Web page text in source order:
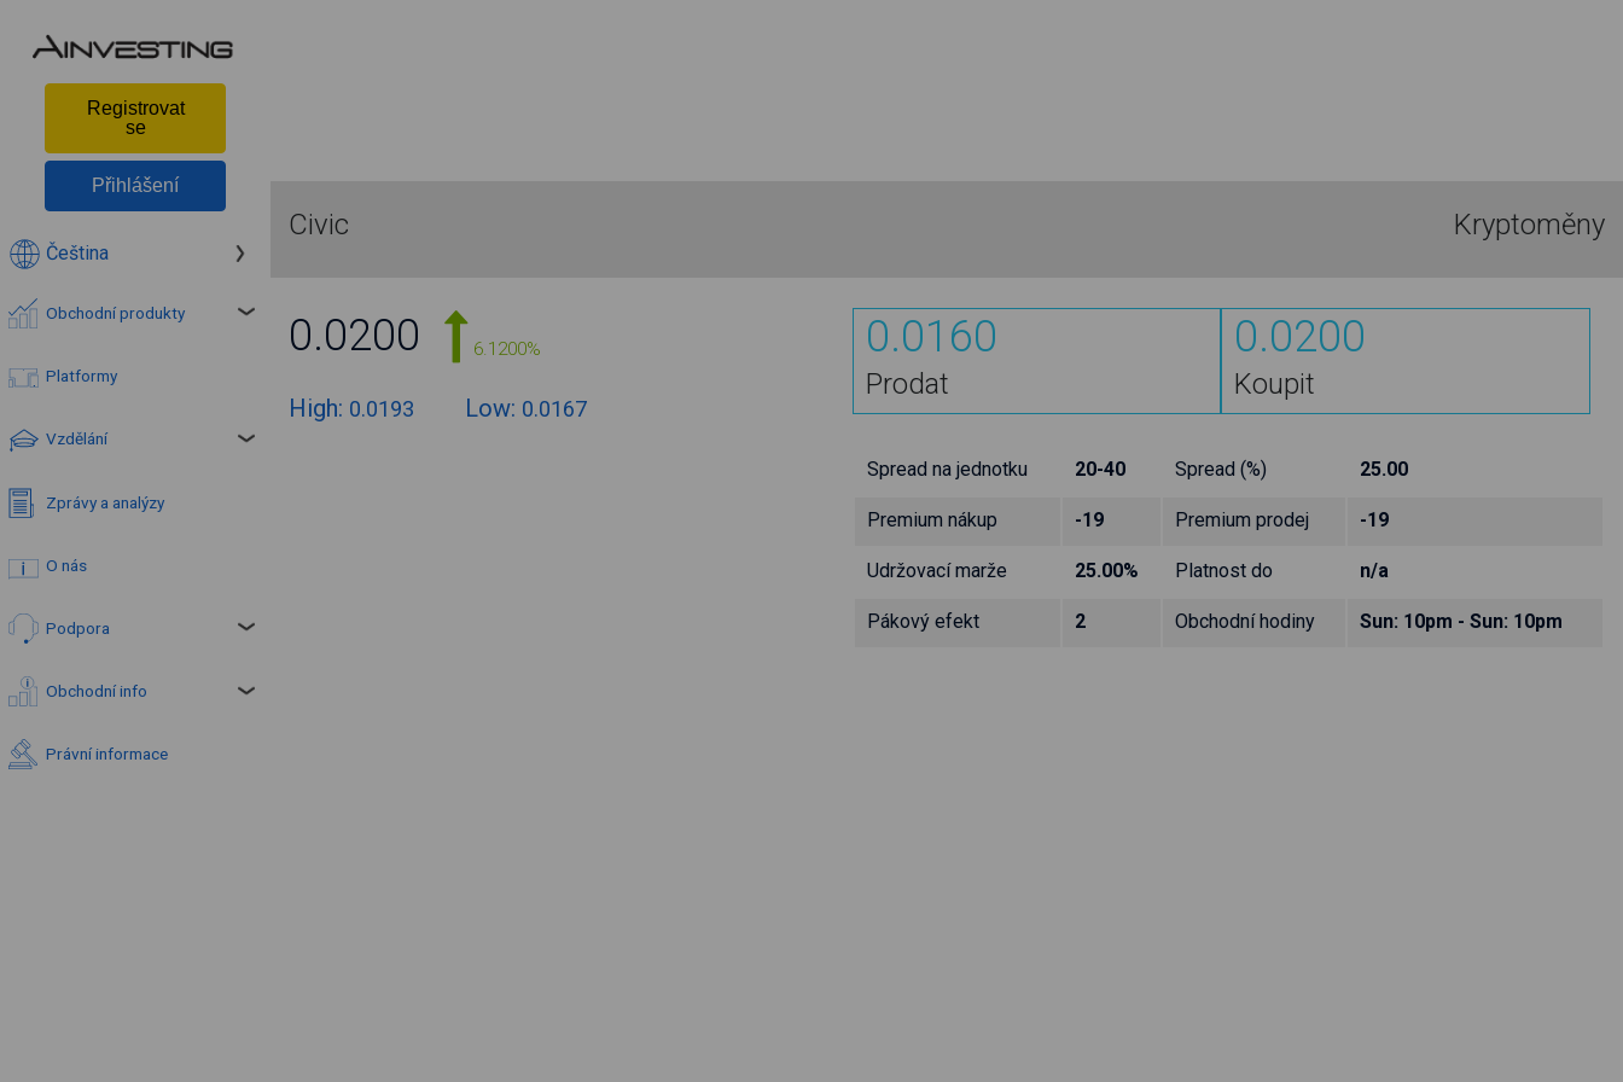
Registrovat
se
Přihlášení
Čeština
Obchodní produkty
Platformy
Vzdělání
Zprávy a analýzy
O nás
Podpora
Obchodní info
Právní informace
Civic Kryptoměny
0.0200 6.1200%
High: 0.0193 Low: 0.0167
0.0160
Prodat
0.0200
Koupit
Spread na jednotku 20-40 Spread (%) 25.00
Premium nákup -19 Premium prodej -19
Udržovací marže 25.00% Platnost do n/a
Pákový efekt 2 Obchodní hodiny Sun: 10pm - Sun: 10pm